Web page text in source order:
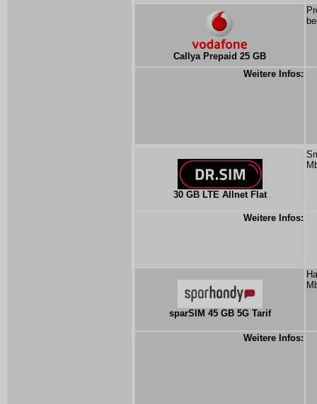
Callya Prepaid 25 GB
Weitere Infos:
30 GB LTE Allnet Flat
Weitere Infos:
sparSIM 45 GB 5G Tarif
Weitere Infos: